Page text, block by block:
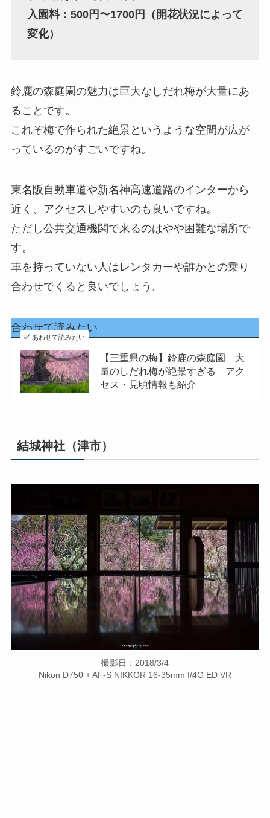
入園料：500円〜1700円（開花状況によって
変化）
鈴鹿の森庭園の魅力は巨大なしだれ梅が大量にあ
ることです。
これぞ梅で作られた絶景というような空間が広が
っているのがすごいですね。
東名阪自動車道や新名神高速道路のインターから
近く、アクセスしやすいのも良いですね。
ただし公共交通機関で来るのはやや困難な場所で
す。
車を持っていない人はレンタカーや誰かとの乗り
合わせでくると良いでしょう。
合わせて読みたい
あわせて読みたい
【三重県の梅】鈴鹿の森庭園 大
量のしだれ梅が絶景すぎる アク
セス・見頃情報も紹介
結城神社（津市）
撮影日：2018/3/4
Nikon D750 + AF-S NIKKOR 16-35mm f/4G ED VR